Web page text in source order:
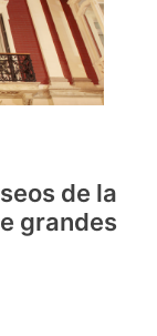
de la
grandes